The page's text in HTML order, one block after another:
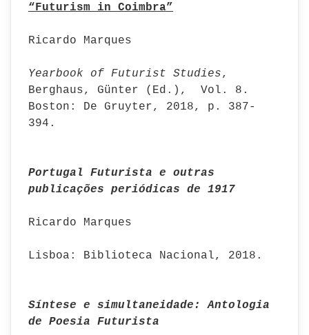
“Futurism in Coimbra”
Ricardo Marques
Yearbook of Futurist Studies,
Berghaus, Günter (Ed.), Vol. 8.
Boston: De Gruyter, 2018, p. 387-
394.
Portugal Futurista e outras
publicações periódicas de 1917
Ricardo Marques
Lisboa: Biblioteca Nacional, 2018.
Síntese e simultaneidade: Antologia
de Poesia Futurista